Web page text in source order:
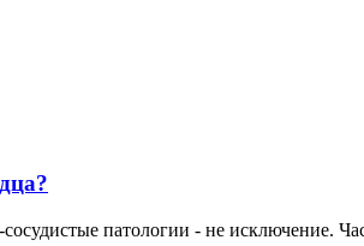
патологии - не исключение.